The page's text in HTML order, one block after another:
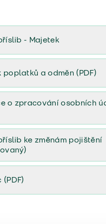
- Majetek
majetek 2023
poplatků a odměn (PDF)
a odměn (PDF)
o zpracování osobních
osobních údajů (PDF)
ke změnám pojištění
ke změnám pojištění